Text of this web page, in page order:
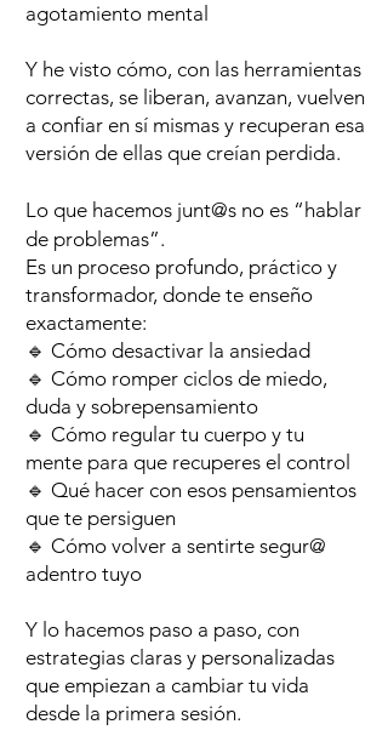
agotamiento mental
Y he visto cómo, con las herramientas
correctas, se liberan, avanzan, vuelven
a confiar en sí mismas y recuperan esa
versión de ellas que creían perdida.
Lo que hacemos junt@s no es “hablar
de problemas”.
Es un proceso profundo, práctico y
transformador, donde te enseño
exactamente:
🔹 Cómo desactivar la ansiedad
🔹 Cómo romper ciclos de miedo,
duda y sobrepensamiento
🔹 Cómo regular tu cuerpo y tu
mente para que recuperes el control
🔹 Qué hacer con esos pensamientos
que te persiguen
🔹 Cómo volver a sentirte segur@
adentro tuyo
Y lo hacemos paso a paso, con
estrategias claras y personalizadas
que empiezan a cambiar tu vida
desde la primera sesión.